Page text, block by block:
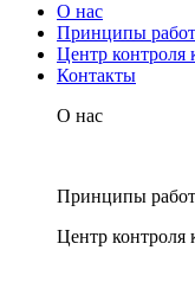
О нас
Принципы
Центр контроля
Контакты
О нас
Принципы
Центр контроля